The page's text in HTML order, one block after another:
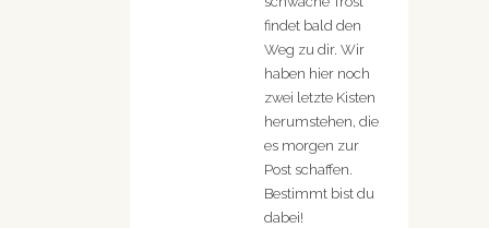
findet bald den
Weg zu dir. Wir
haben hier noch
zwei letzte Kisten
herumstehen, die
es morgen zur
Post schaffen.
Bestimmt bist du
dabei!